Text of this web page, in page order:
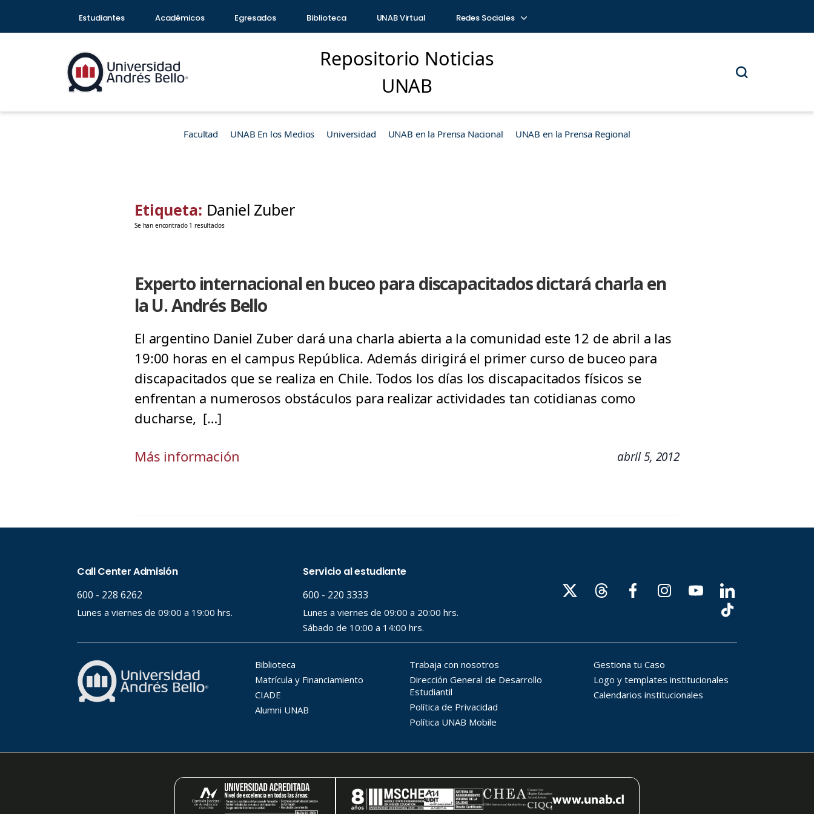
Estudiantes Académicos Egresados Biblioteca UNAB Virtual Redes Sociales
Repositorio Noticias
UNAB
Facultad UNAB En los Medios Universidad UNAB en la Prensa Nacional UNAB en la Prensa Regional
Etiqueta: Daniel Zuber
Se han encontrado 1 resultados
Experto internacional en buceo para discapacitados dictará charla en
la U. Andrés Bello
El argentino Daniel Zuber dará una charla abierta a la comunidad este 12 de abril a las
19:00 horas en el campus República. Además dirigirá el primer curso de buceo para
discapacitados que se realiza en Chile. Todos los días los discapacitados físicos se
enfrentan a numerosos obstáculos para realizar actividades tan cotidianas como
ducharse, […]
Más información abril 5, 2012